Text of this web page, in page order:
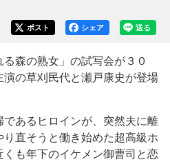
送る
シェア
ポスト
森の熟女」の試写会が３０
演の草刈民代と瀬戸康史が登場
あるヒロインが、突然夫に離
直そうと働き始めた超高級ホ
も年下のイケメン御曹司と恋